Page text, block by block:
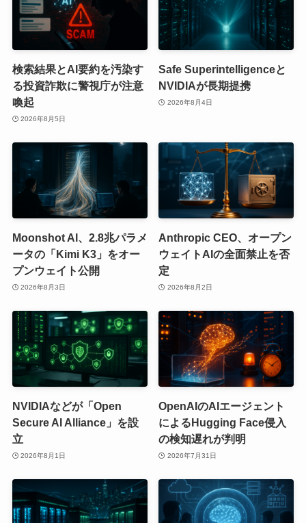
検索結果とAI要約を汚染す
る投資詐欺に警視庁が注意
喚起
2026年8月5日
Safe Superintelligenceと
NVIDIAが長期提携
2026年8月4日
Moonshot AI、2.8兆パラメ
ータの「Kimi K3」をオー
プンウェイト公開
2026年8月3日
Anthropic CEO、オープン
ウェイトAIの全面禁止を否
定
2026年8月2日
NVIDIAなどが「Open
Secure AI Alliance」を設
立
2026年8月1日
OpenAIのAIエージェント
によるHugging Face侵入
の検知遅れが判明
2026年7月31日